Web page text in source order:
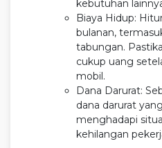
kebutuhan
Biaya Hidup:
bulanan,
tabungan.
cukup uang
mobil.
Dana Darurat:
dana darurat
menghadapi
kehilangan